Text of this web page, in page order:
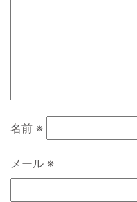
名前 ※
メール ※